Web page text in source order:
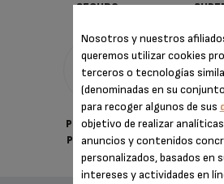
SEGURO
POLÍTICA DE
PRIVACIDAD
Nosotros y nuestros
queremos utilizar cookies
terceros o tecnologías
(denominadas en su
para recoger algunos de sus
objetivo de realizar
anuncios y contenidos
personalizados, basados en
intereses y actividades en